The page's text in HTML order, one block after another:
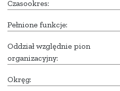
Czasookres:
Pełnione funkcje:
Oddział względnie pion
organizacyjny:
Okręg: